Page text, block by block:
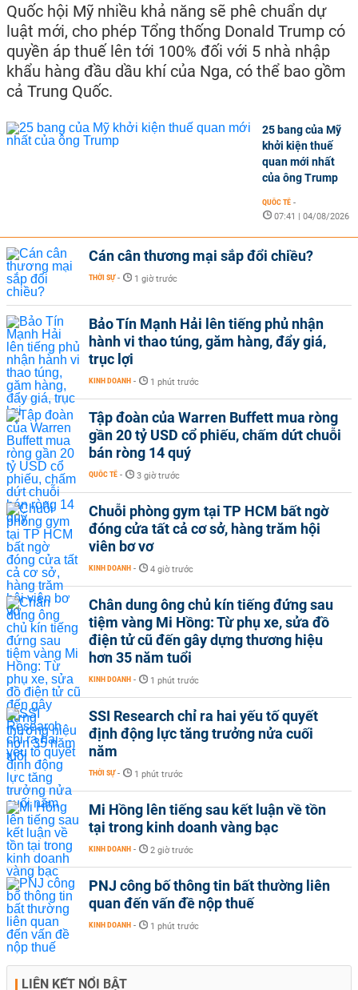
Quốc hội Mỹ nhiều khả năng sẽ phê chuẩn dự
luật mới, cho phép Tổng thống Donald Trump có
quyền áp thuế lên tới 100% đối với 5 nhà nhập
khẩu hàng đầu dầu khí của Nga, có thể bao gồm
cả Trung Quốc.
25 bang của Mỹ
khởi kiện thuế
quan mới nhất
của ông Trump
QUỐC TẾ -
07:41 | 04/08/2026
Cán cân thương mại sắp đổi chiều?
THỜI SỰ - 1 giờ trước
Bảo Tín Mạnh Hải lên tiếng phủ nhận
hành vi thao túng, găm hàng, đẩy giá,
trục lợi
KINH DOANH - 1 phút trước
Tập đoàn của Warren Buffett mua ròng
gần 20 tỷ USD cổ phiếu, chấm dứt chuỗi
bán ròng 14 quý
QUỐC TẾ - 3 giờ trước
Chuỗi phòng gym tại TP HCM bất ngờ
đóng cửa tất cả cơ sở, hàng trăm hội
viên bơ vơ
KINH DOANH - 4 giờ trước
Chân dung ông chủ kín tiếng đứng sau
tiệm vàng Mi Hồng: Từ phụ xe, sửa đồ
điện tử cũ đến gây dựng thương hiệu
hơn 35 năm tuổi
KINH DOANH - 1 phút trước
SSI Research chỉ ra hai yếu tố quyết
định động lực tăng trưởng nửa cuối
năm
THỜI SỰ - 1 phút trước
Mi Hồng lên tiếng sau kết luận về tồn
tại trong kinh doanh vàng bạc
KINH DOANH - 2 giờ trước
PNJ công bố thông tin bất thường liên
quan đến vấn đề nộp thuế
KINH DOANH - 1 phút trước
LIÊN KẾT NỔI BẬT